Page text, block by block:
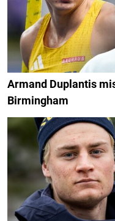
Armand Duplantis
Birmingham